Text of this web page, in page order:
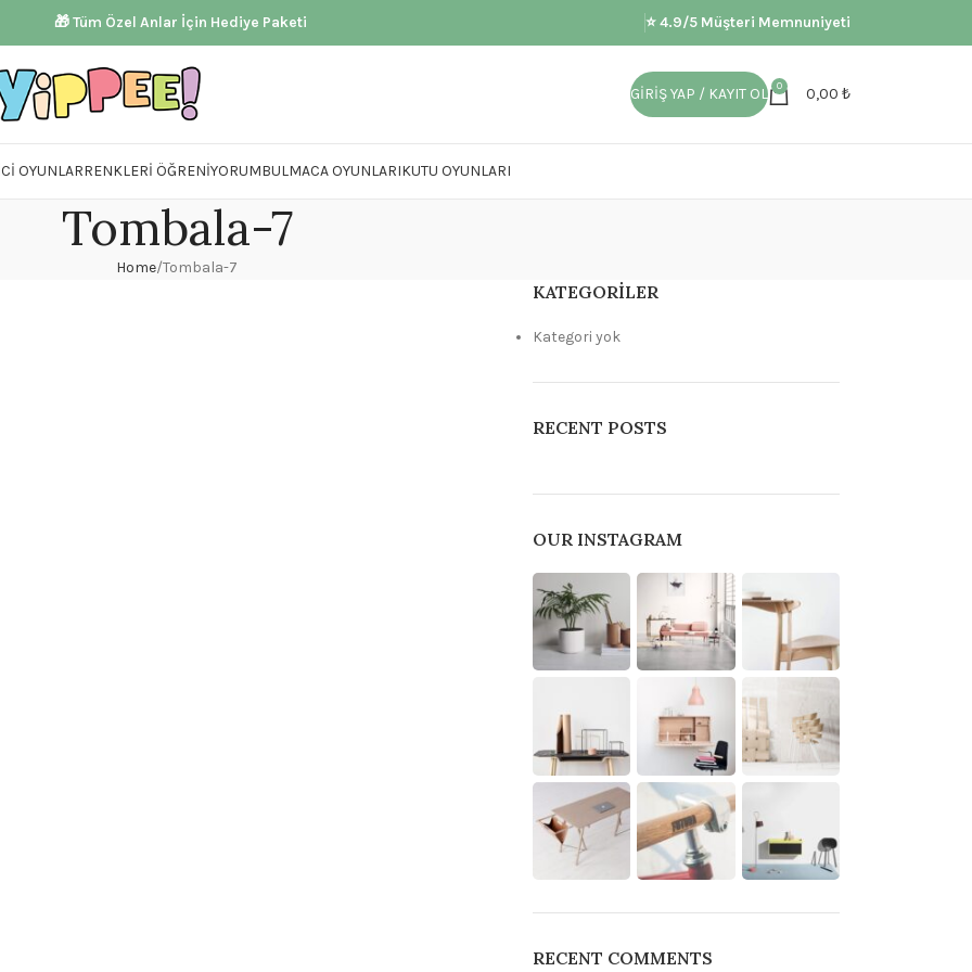
🎁 Tüm Özel Anlar İçin Hediye Paketi ⭐ 4.9/5 Müşteri Memnuniyeti
GIRIŞ YAP / KAYIT OL 0 0,00 ₺
OYUNLARRENKLERI ÖĞRENIYORUMBULMACA OYUNLARIKUTU OYUNLARI
Tombala-7
Home Tombala-7
KATEGORILER
Kategori yok
RECENT POSTS
OUR INSTAGRAM
RECENT COMMENTS